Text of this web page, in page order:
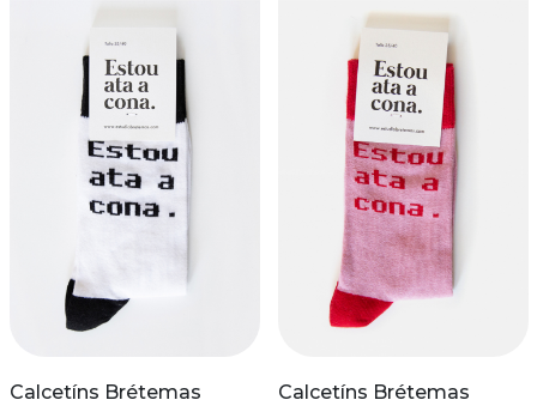
Calcetíns Brétemas
Calcetíns Brétemas